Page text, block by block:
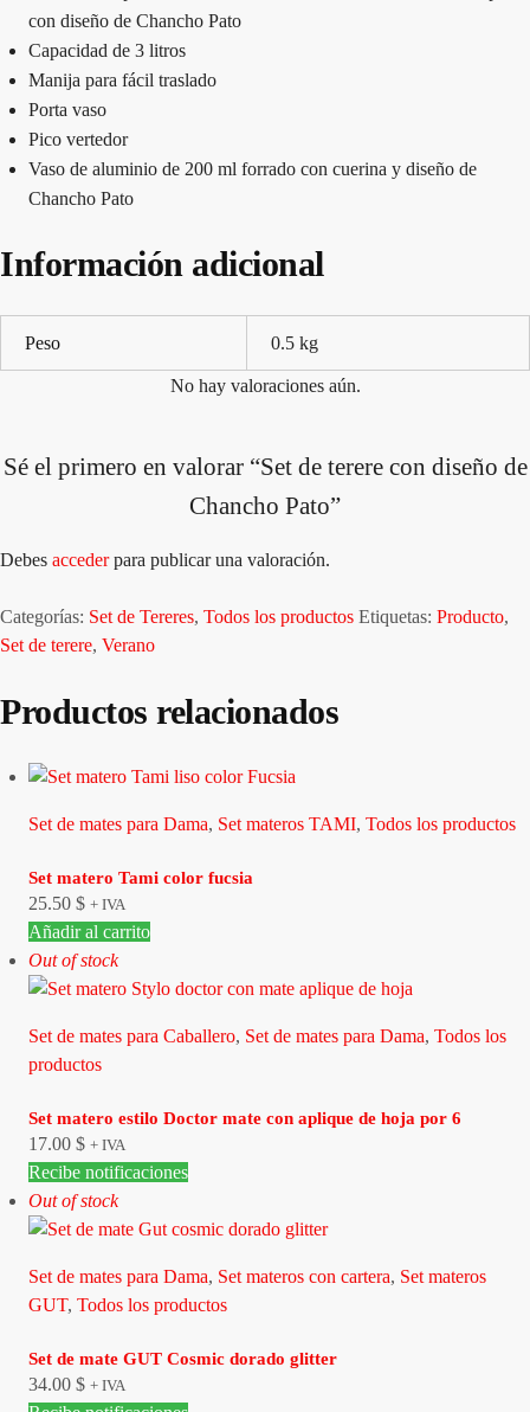
con diseño de Chancho Pato
Capacidad de 3 litros
Manija para fácil traslado
Porta vaso
Pico vertedor
Vaso de aluminio de 200 ml forrado con cuerina y diseño de
Chancho Pato
Información adicional
Peso 0.5 kg
No hay valoraciones aún.
Sé el primero en valorar “Set de terere con diseño de
Chancho Pato”
Debes accederpara publicar una valoración.
Categorías: Set de Tereres, Todos los productos Etiquetas: Producto,
Set de terere, Verano
Productos relacionados
Set de mates para Dama, Set materos TAMI, Todos los productos
Set matero Tami color fucsia
25.50 $ + IVA
Añadir al carrito
Out of stock
Set de mates para Caballero, Set de mates para Dama, Todos los
productos
Set matero estilo Doctor mate con aplique de hoja por 6
17.00 $ + IVA
Recibe notificaciones
Out of stock
Set de mates para Dama, Set materos con cartera, Set materos
GUT, Todos los productos
Set de mate GUT Cosmic dorado glitter
34.00 $ + IVA